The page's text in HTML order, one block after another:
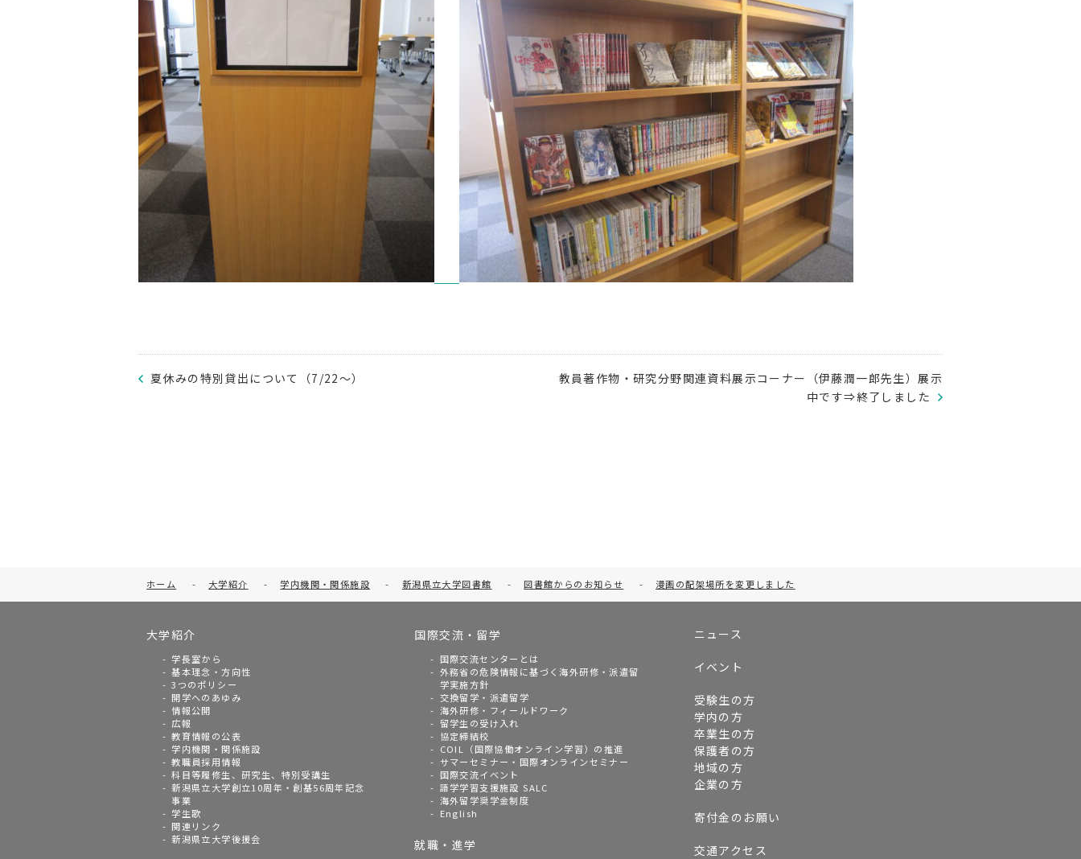
夏休みの特別貸出について（7/22～）
教員著作物・研究分野関連資料展示コーナー（伊藤潤一郎先生）展示
中です⇒終了しました
ホーム - 大学紹介 - 学内機関・関係施設 - 新潟県立大学図書館 - 図書館からのお知らせ - 漫画の配架場所を変更しました
大学紹介
学長室から
基本理念・方向性
3つのポリシー
開学へのあゆみ
情報公開
広報
教育情報の公表
学内機関・関係施設
教職員採用情報
科目等履修生、研究生、特別受講生
新潟県立大学創立10周年・創基56周年記念
事業
学生歌
関連リンク
新潟県立大学後援会
国際交流・留学
国際交流センターとは
外務省の危険情報に基づく海外研修・派遣留
学実施方針
交換留学・派遣留学
海外研修・フィールドワーク
留学生の受け入れ
協定締結校
COIL（国際協働オンライン学習）の推進
サマーセミナー・国際オンラインセミナー
国際交流イベント
語学学習支援施設 SALC
海外留学奨学金制度
English
就職・進学
ニュース
イベント
受験生の方
学内の方
卒業生の方
保護者の方
地域の方
企業の方
寄付金のお願い
交通アクセス